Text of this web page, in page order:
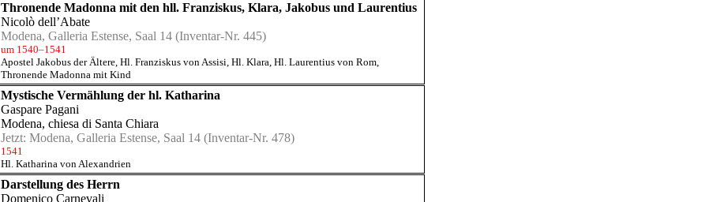
Thronende Madonna mit den hll. Franziskus, Klara, Jakobus und Laurentius
Nicolò dell’Abate
Modena, Galleria Estense, Saal 14 (Inventar-Nr. 445)
um 1540–1541
Apostel Jakobus der Ältere, Hl. Franziskus von Assisi, Hl. Klara, Hl. Laurentius von Rom,
Thronende Madonna mit Kind
Mystische Vermählung der hl. Katharina
Gaspare Pagani
Modena, chiesa di Santa Chiara
Jetzt: Modena, Galleria Estense, Saal 14 (Inventar-Nr. 478)
1541
Hl. Katharina von Alexandrien
Darstellung des Herrn
Domenico Carnevali